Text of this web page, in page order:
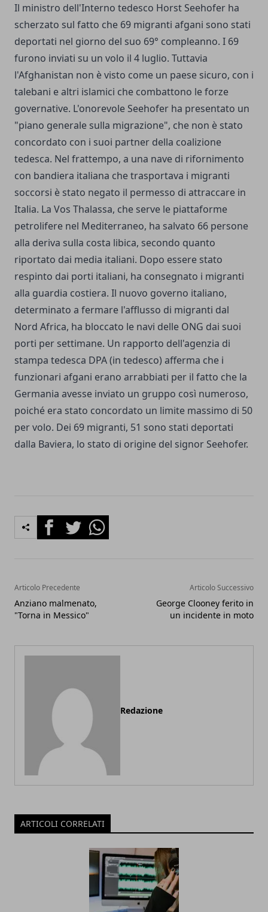
Il ministro dell'Interno tedesco Horst Seehofer ha
scherzato sul fatto che 69 migranti afgani sono stati
deportati nel giorno del suo 69° compleanno. I 69
furono inviati su un volo il 4 luglio. Tuttavia
l'Afghanistan non è visto come un paese sicuro, con i
talebani e altri islamici che combattono le forze
governative. L'onorevole Seehofer ha presentato un
"piano generale sulla migrazione", che non è stato
concordato con i suoi partner della coalizione
tedesca. Nel frattempo, a una nave di rifornimento
con bandiera italiana che trasportava i migranti
soccorsi è stato negato il permesso di attraccare in
Italia. La Vos Thalassa, che serve le piattaforme
petrolifere nel Mediterraneo, ha salvato 66 persone
alla deriva sulla costa libica, secondo quanto
riportato dai media italiani. Dopo essere stato
respinto dai porti italiani, ha consegnato i migranti
alla guardia costiera. Il nuovo governo italiano,
determinato a fermare l'afflusso di migranti dal
Nord Africa, ha bloccato le navi delle ONG dai suoi
porti per settimane. Un rapporto dell'agenzia di
stampa tedesca DPA (in tedesco) afferma che i
funzionari afgani erano arrabbiati per il fatto che la
Germania avesse inviato un gruppo così numeroso,
poiché era stato concordato un limite massimo di 50
per volo. Dei 69 migranti, 51 sono stati deportati
dalla Baviera, lo stato di origine del signor Seehofer.
FacebookTwitterWhatsapp
Articolo Precedente
Anziano malmenato,
"Torna in Messico"
Articolo Successivo
George Clooney ferito in
un incidente in moto
Redazione
ARTICOLI CORRELATI